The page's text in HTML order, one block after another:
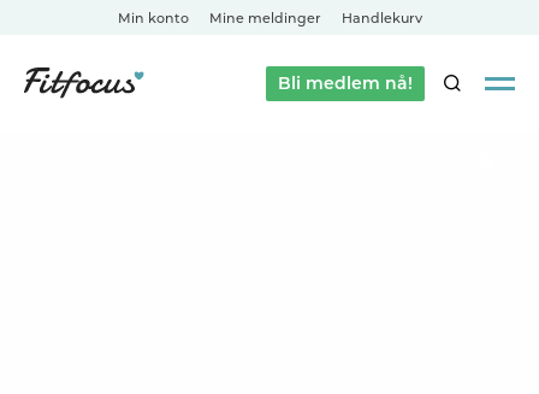
Min konto Mine meldinger Handlekurv
Bli medlem nå!SØK